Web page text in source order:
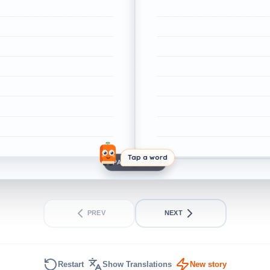
Tap a word
PAGE 1 OF 2
PREV NEXT
Restart Show Translations New story